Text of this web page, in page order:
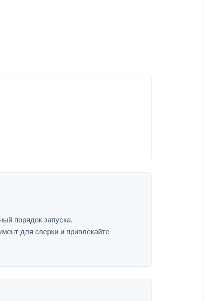
порядок запуска.
для сверки и привлекайте